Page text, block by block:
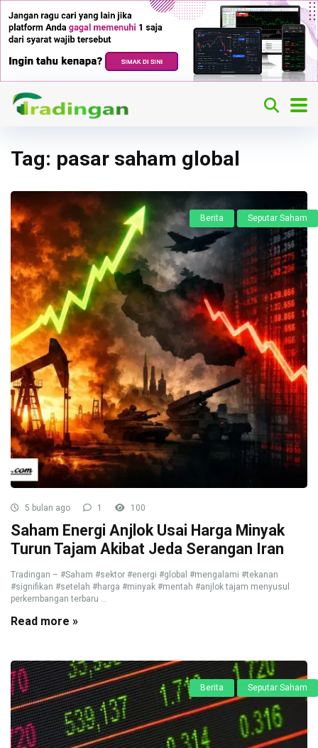
Tag: pasar saham global
Berita Seputar Saham
5 bulan ago 1 100
Saham Energi Anjlok Usai Harga Minyak
Turun Tajam Akibat Jeda Serangan Iran
Tradingan – #Saham #sektor #energi #global #mengalami #tekanan
#signifikan #setelah #harga #minyak #mentah #anjlok tajam menyusul
perkembangan terbaru ...
Read more »
Berita Seputar Saham